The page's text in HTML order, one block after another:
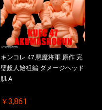
キンコレ 47 悪魔将軍 原作 完
璧超人始祖編 ダメージヘッド
肌 A
￥3,861